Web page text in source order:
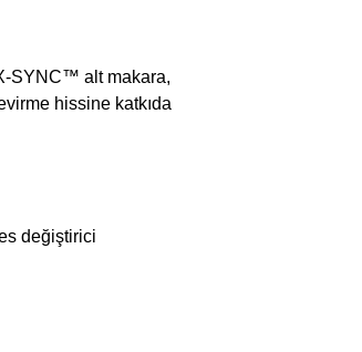
SYNC™ alt makara,
hissine katkıda
değiştirici